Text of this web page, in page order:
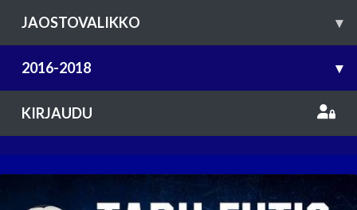
JAOSTOVALIKKO ▾
2016-2018 ▾
KIRJAUDU